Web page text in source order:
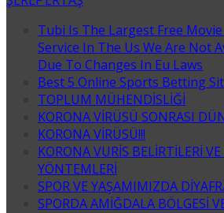
Tubi Is The Largest Free
Service In The Us We Are Not
Due To Changes In Eu Laws
Best 5 Online Sports Betting
TOPLUM MÜHENDİSLİĞİ
KORONA VİRÜSÜ SONRASI
KORONA VİRÜSÜ!!!
KORONA VURİS BELİRTİLERİ
YÖNTEMLERİ
SPOR VE YAŞAMIMIZDA
SPORDA AMİĞDALA BÖLGESİ